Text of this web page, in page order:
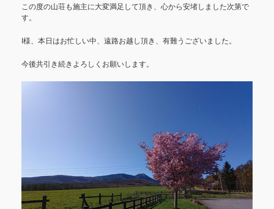
この度の山荘も施主に大変満足して頂き、心から安堵しました次第で
す。
I様、本日はお忙しい中、遠路お越し頂き、有難うございました。
今後共引き続きよろしくお願いします。